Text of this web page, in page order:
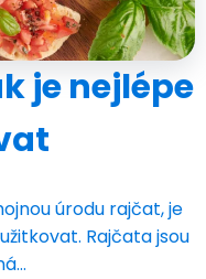
je nejlépe
úrodu rajčat, je
Rajčata jsou